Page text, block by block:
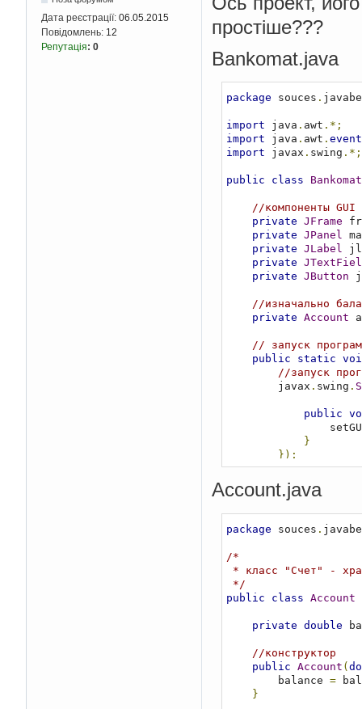
Дата реєстрації: 06.05.2015
Повідомлень: 12
Репутація: 0
простіше???
Bankomat.java
package souces .
import java . awt .*;
import java . awt . event
import javax . swing .*;
public class Bankomat
//компоненты GUI
private JFrame
private JPanel
private JLabel
private
private JButton
//изначально
private Account
// запуск
public
static
//запуск
        javax
. swing .
public
}
});
}
private static
public
Bankomat
//контейнеры
        frame
        mainPanel
        addComponents
Account.java
package souces .
/*
*/
public
class Account
private double
//конструктор
public Account (
        balance
= bal
}